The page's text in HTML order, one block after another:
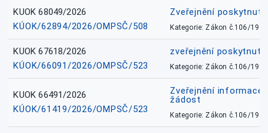
KUOK 68049/2026
KÚOK/62894/2026/OMPSČ/508
Zveřejnění
Kategorie: Zákon č.106/1999
KUOK 67618/2026
KÚOK/66091/2026/OMPSČ/523
zveřejnění
Kategorie: Zákon č.106/1999
KUOK 66491/2026
KÚOK/61419/2026/OMPSČ/523
Zveřejnění informace
žádost
Kategorie: Zákon č.106/1999